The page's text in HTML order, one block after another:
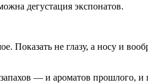
дегустация экспонатов.
Показать не глазу, а носу и
запахов — и ароматов прошлого,